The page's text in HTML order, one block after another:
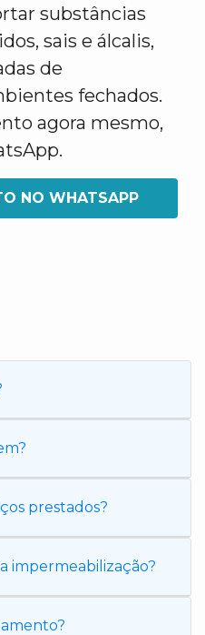
substâncias
sais e álcalis,
de
fechados.
agora mesmo,
NO WHATSAPP
prestados?
impermeabilização?